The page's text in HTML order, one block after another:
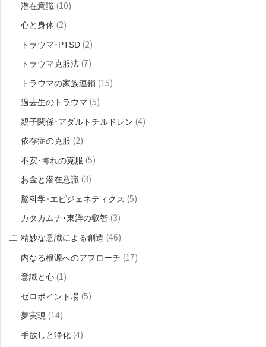
潜在意識 (10)
心と身体 (2)
トラウマ･PTSD (2)
トラウマ克服法 (7)
トラウマの家族連鎖 (15)
過去生のトラウマ (5)
親子関係･アダルトチルドレン (4)
依存症の克服 (2)
不安･怖れの克服 (5)
お金と潜在意識 (3)
脳科学･エピジェネティクス (5)
カタカムナ･東洋の叡智 (3)
精妙な意識による創造 (46)
内なる根源へのアプローチ (17)
意識と心 (1)
ゼロポイント場 (5)
夢実現 (14)
手放しと浄化 (4)